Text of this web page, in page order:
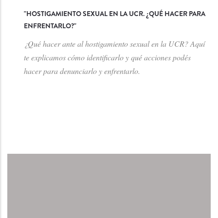
PROYECTO "CERO TOLERANCIA AL HOSTIGAMIENTO
SEXUAL Y LA VIOLENCIA CONTRA LAS MUJERES"
HOSTIGAMIENTO SEXUAL EN LA UCR. ¿QUÉ HACER PARA